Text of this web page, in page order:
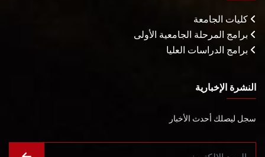
كليات الجامعة
برامج المرحلة الجامعية الأولى
برامج الدراسات العليا
النشرة الإخبارية
سجل ليصلك أحدث الأخبار